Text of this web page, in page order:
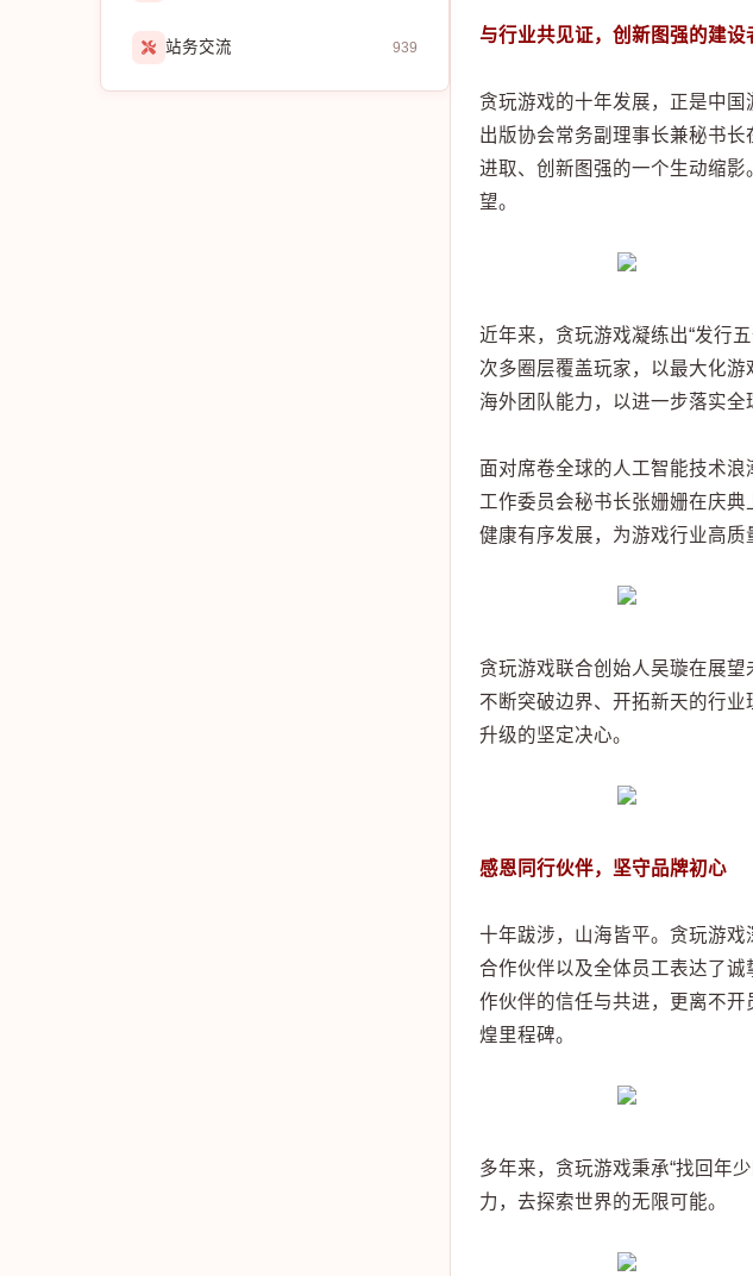
站务交流 939
与行业共见证，创新图强的建设
贪玩游戏的十年发展，正是中
出版协会常务副理事长兼秘书
进取、创新图强的一个生动缩
望。
近年来，贪玩游戏凝练出“发行
次多圈层覆盖玩家，以最大化
海外团队能力，以进一步落实全
面对席卷全球的人工智能技术
工作委员会秘书长张姗姗在庆
健康有序发展，为游戏行业高质
贪玩游戏联合创始人吴璇在展望
不断突破边界、开拓新天的行
升级的坚定决心。
感恩同行伙伴，坚守品牌初心
十年跋涉，山海皆平。贪玩游戏
合作伙伴以及全体员工表达了
作伙伴的信任与共进，更离不
煌里程碑。
多年来，贪玩游戏秉承“找回年
力，去探索世界的无限可能。